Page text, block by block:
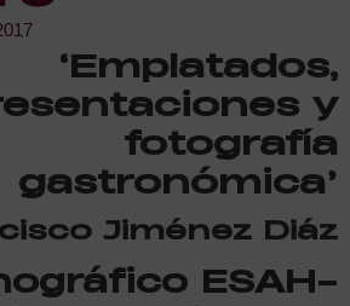
‘Emplatados,
y
fotografía
gastronómica’
Jiménez Diáz
ESAH-